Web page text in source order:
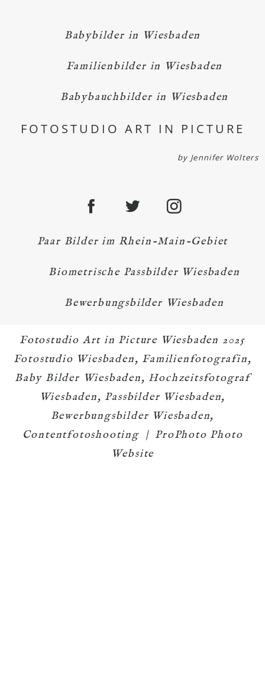
Babybilder in Wiesbaden
Familienbilder in Wiesbaden
Babybauchbilder in Wiesbaden
FOTOSTUDIO ART IN PICTURE
by Jennifer Wolters
Paar Bilder im Rhein-Main-Gebiet
Biometrische Passbilder Wiesbaden
Bewerbungsbilder Wiesbaden
Fotostudio Art in Picture Wiesbaden 2025
Fotostudio Wiesbaden, Familienfotografin,
Baby Bilder Wiesbaden, Hochzeitsfotograf
Wiesbaden, Passbilder Wiesbaden,
Bewerbungsbilder Wiesbaden,
Contentfotoshooting | ProPhoto Photo
Website